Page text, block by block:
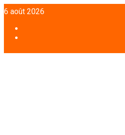
Aller
au
contenu
6 août 2026